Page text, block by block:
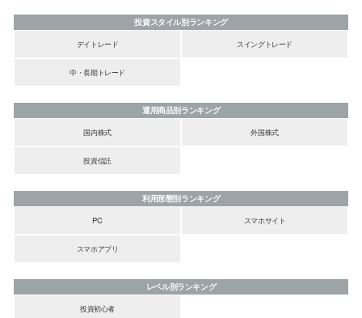
投資スタイル別ランキング
デイトレード
スイングトレード
中・長期トレード
運用商品別ランキング
国内株式
外国株式
投資信託
利用形態別ランキング
PC
スマホサイト
スマホアプリ
レベル別ランキング
投資初心者